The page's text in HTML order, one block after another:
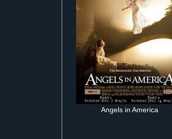
Angels in America